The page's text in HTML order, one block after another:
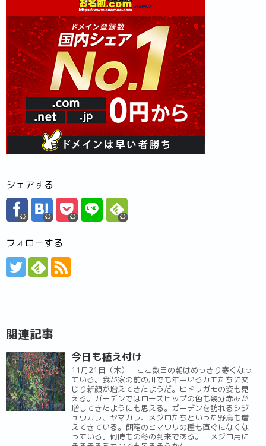
シェアする
フォローする
関連記事
今日も植え付け
11月21日（木） ここ数日の朝はめっきり寒くなっ
ている。我が家の前の川でも年中いるカモたちに交
じり新顔が増えてきたようだ。ヒドリガモの姿も見
える。ガーデンではローズヒップの色も幾分赤みが
増してきたようにも思える。ガーデンを訪れるシジ
ュウカラ、ヤマガラ、メジロたちといった野鳥も増
えてきている。餌箱のヒマワリの種も直ぐになくな
っている。何時もの冬の到来である。 メジロ用に